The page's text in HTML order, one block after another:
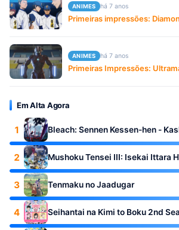
ANIMES há 7 anos
Primeiras impressões:
ANIMES há 7 anos
Primeiras Impressões:
Em Alta Agora
1 Bleach: Sennen Kessen-hen -
2 Mushoku Tensei III: Isekai Ittara
3 Tenmaku no Jaadugar
4 Seihantai na Kimi to Boku 2nd